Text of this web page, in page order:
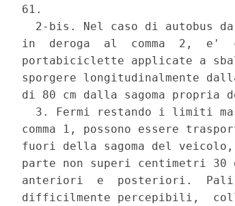
61.
2-bis. Nel caso di autobus
in  deroga  al  comma  2,
portabiciclette applicate a
sporgere longitudinalmente
di 80 cm dalla sagoma propria
3. Fermi restando i limiti
comma 1, possono essere
fuori della sagoma del
parte non superi centimetri
anteriori  e  posteriori.
difficilmente percepibili,